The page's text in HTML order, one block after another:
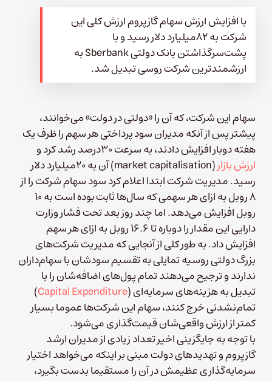
با افزایش ارزش سهام گازپروم ارزش کلی این
شرکت به ۸۲میلیارد دلار رسید و با
پشت‌سرگذاشتن بانک دولتی Sberbank به
ارزشمندترین شرکت روسی تبدیل شد.
سهام این شرکت، که آن را «دولتی در دولت» می‌خوانند،
پیشتر پس از آنکه مدیران سود پرداختی هر سهم را ظرف یک
هفته دوبار افزایش دادند، به سرعت ۳۰‌درصد رشد کرد و
ارزش بازار
(market capitalisation) آن به ۲۰میلیارد دلار
رسید. مدیریت شرکت ابتدا اعلام کرد سود سهام شرکت را از
۸ روبل به ازای هر سهمی که سال‌ها ثابت بوده است به ۱۰
روبل افزایش می‌دهد. اما چند روز بعد تحت فشار وزارت
دارایی این مقدار را دوباره تا ۱۶.۶ روبل‌ به ازای هر سهم
افزایش داد. به طور کلی از آنجایی که مدیریت شرکت‌های
بزرگ دولتی روسیه تمایلی به تقسیم سودشان با سهام‌داران
ندارند و ترجیح می‌دهند تمام پول‌های اضافه‌شان را با
تبدیل به هزینه‌های سرمایه‌ای (Capital Expenditure
)
تمام‌نشدنی خرج کنند، سهام این شرکت‌ها عموما بسیار
کمتر از ارزش واقعی‌شان قیمت‌گذاری می‌شود.
با توجه به جایگزینی اخیر تعداد زیادی از مدیران ارشد
گازپروم و تهدید‌های دولت مبنی بر اینکه می‌خواهد اختیار
سرمایه‌گذاری عظیمش در آن را مستقیما بدست بگیرد،